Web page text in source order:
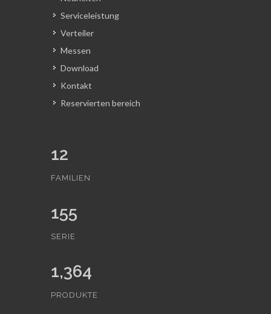
Serviceleistung
Verteiler
Messen
Download
Kontakt
Reservierten bereich
12
FAMILIEN
155
SERIE
1,364
PRODUKTE